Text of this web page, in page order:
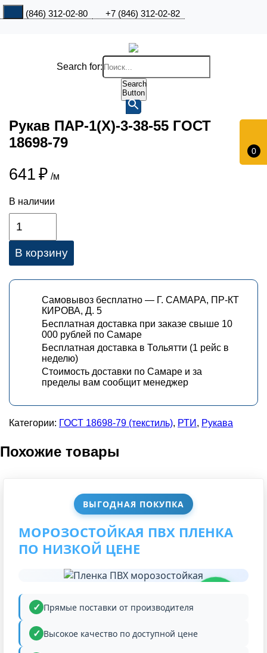
+7 (846) 312-02-80 +7 (846) 312-02-82
0
Search for:
Search
Button
ВЫГОДНАЯ ПОКУПКА
МОРОЗОСТОЙКАЯ ПВХ ПЛЕНКА
ПО НИЗКОЙ ЦЕНЕ
Прямые поставки от производителя
Высокое качество по доступной цене
Рукав ПАР-1(Х)-3-38-55 ГОСТ
18698-79
641 ₽ /м
В наличии
В корзину
Самовывоз бесплатно — Г. САМАРА, ПР-КТ
КИРОВА, Д. 5
Бесплатная доставка при заказе свыше 10
000 рублей по Самаре
Бесплатная доставка в Тольятти (1 рейс в
неделю)
Стоимость доставки по Самаре и за
пределы вам сообщит менеджер
Категории: ГОСТ 18698-79 (текстиль), РТИ , Рукава
Похожие товары